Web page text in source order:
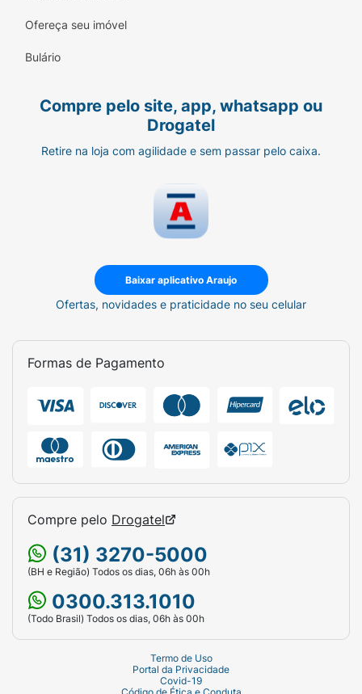
Ofereça seu imóvel
Bulário
Compre pelo site, app, whatsapp ou
Drogatel
Retire na loja com agilidade e sem passar pelo caixa.
Baixar aplicativo Araujo
Ofertas, novidades e praticidade no seu celular
Formas de Pagamento
Compre pelo Drogatel
(31) 3270-5000
(BH e Região) Todos os dias, 06h às 00h
0300.313.1010
(Todo Brasil) Todos os dias, 06h às 00h
Termo de Uso
Portal da Privacidade
Covid-19